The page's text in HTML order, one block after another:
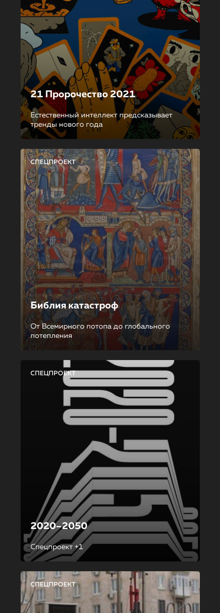
21 Пророчество 2021
Естественный интеллект предсказывает
тренды нового года
СПЕЦПРОЕКТ
Библия катастроф
От Всемирного потопа до глобального
потепления
СПЕЦПРОЕКТ
2020–2050
Спецпроект +1
СПЕЦПРОЕКТ